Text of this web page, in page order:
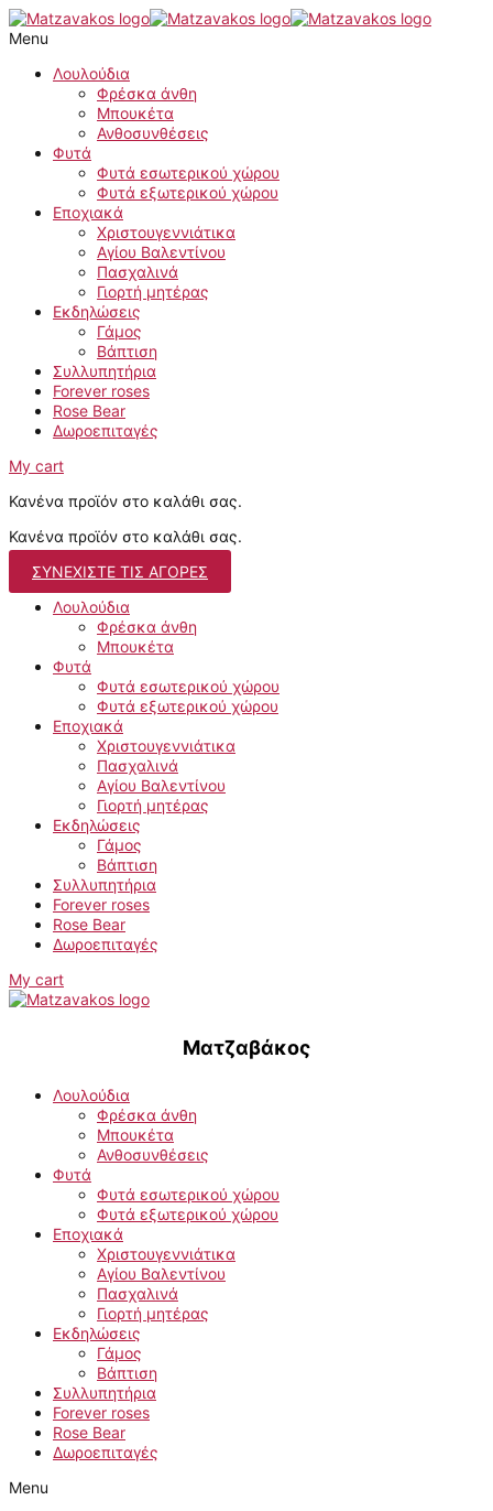
Μετάβαση
στο
περιεχόμενο
Menu
Λουλούδια
Φρέσκα άνθη
Μπουκέτα
Ανθοσυνθέσεις
Φυτά
Φυτά εσωτερικού χώρου
Φυτά εξωτερικού χώρου
Εποχιακά
Χριστουγεννιάτικα
Αγίου Βαλεντίνου
Πασχαλινά
Γιορτή μητέρας
Εκδηλώσεις
Γάμος
Βάπτιση
Συλλυπητήρια
Forever roses
Rose Bear
Δωροεπιταγές
My cart
Κανένα προϊόν στο καλάθι σας.
Κανένα προϊόν στο καλάθι σας.
ΣΥΝΕΧΊΣΤΕ ΤΙΣ ΑΓΟΡΈΣ
Λουλούδια
Φρέσκα άνθη
Μπουκέτα
Φυτά
Φυτά εσωτερικού χώρου
Φυτά εξωτερικού χώρου
Εποχιακά
Χριστουγεννιάτικα
Πασχαλινά
Αγίου Βαλεντίνου
Γιορτή μητέρας
Εκδηλώσεις
Γάμος
Βάπτιση
Συλλυπητήρια
Forever roses
Rose Bear
Δωροεπιταγές
My cart
Ματζαβάκος
Λουλούδια
Φρέσκα άνθη
Μπουκέτα
Ανθοσυνθέσεις
Φυτά
Φυτά εσωτερικού χώρου
Φυτά εξωτερικού χώρου
Εποχιακά
Χριστουγεννιάτικα
Αγίου Βαλεντίνου
Πασχαλινά
Γιορτή μητέρας
Εκδηλώσεις
Γάμος
Βάπτιση
Συλλυπητήρια
Forever roses
Rose Bear
Δωροεπιταγές
Menu
Παχίρα
ποσότητα